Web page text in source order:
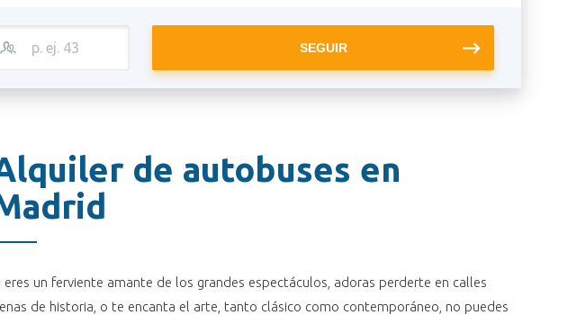
de autobuses en
eres un ferviente amante de los grandes espectáculos, adoras perderte en calles
de historia, o te encanta el arte, tanto clásico como contemporáneo, no puedes